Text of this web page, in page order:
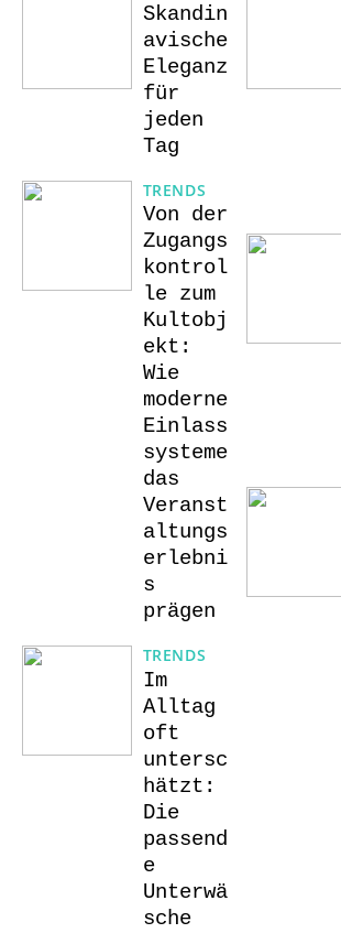
Skandin
avische
Eleganz
für
jeden
Tag
TRENDS
Von der
Zugangs
kontrol
le zum
Kultobj
ekt:
Wie
moderne
Einlass
systeme
das
Veranst
altungs
erlebni
s
prägen
TRENDS
Im
Alltag
oft
untersc
hätzt:
Die
passend
e
Unterwä
sche